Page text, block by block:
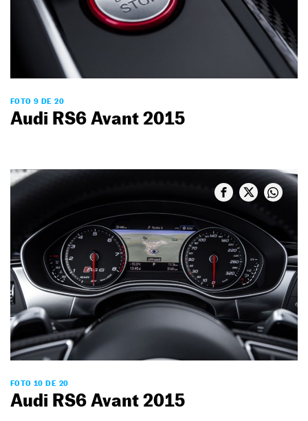
FOTO 9 DE 20
Audi RS6 Avant 2015
FOTO 10 DE 20
Audi RS6 Avant 2015